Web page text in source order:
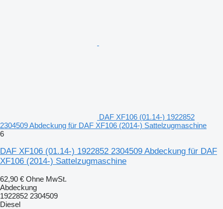
DAF XF106 (01.14-) 1922852
2304509 Abdeckung für DAF XF106 (2014-) Sattelzugmaschine
6
DAF XF106 (01.14-) 1922852 2304509 Abdeckung für DAF
XF106 (2014-) Sattelzugmaschine
62,90 € Ohne MwSt.
Abdeckung
1922852 2304509
Diesel